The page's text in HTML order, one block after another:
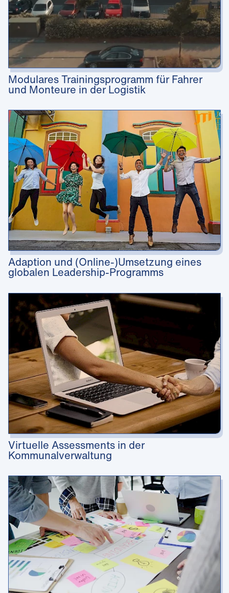
Modulares Trainingsprogramm für Fahrer
und Monteure in der Logistik
Adaption und (Online-)Umsetzung eines
globalen Leadership-Programms
Virtuelle Assessments in der
Kommunalverwaltung